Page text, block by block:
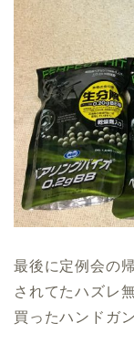
最後に定例会の
されてたハズレ
買ったハンドガ